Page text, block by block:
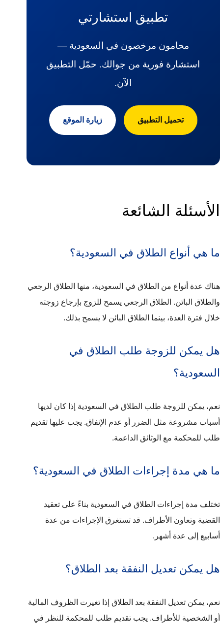
تطبيق استشارتي
محامون مرخصون في السعودية —
استشارة فورية من جوالك. حمّل التطبيق
الآن.
تحميل التطبيق زيارة الموقع
الأسئلة الشائعة
ما هي أنواع الطلاق في السعودية؟
هناك عدة أنواع من الطلاق في السعودية، منها الطلاق الرجعي
والطلاق البائن. الطلاق الرجعي يسمح للزوج بإرجاع زوجته
خلال فترة العدة، بينما الطلاق البائن لا يسمح بذلك.
هل يمكن للزوجة طلب الطلاق في
السعودية؟
نعم، يمكن للزوجة طلب الطلاق في السعودية إذا كان لديها
أسباب مشروعة مثل الضرر أو عدم الإنفاق. يجب عليها تقديم
طلب للمحكمة مع الوثائق الداعمة.
ما هي مدة إجراءات الطلاق في السعودية؟
تختلف مدة إجراءات الطلاق في السعودية بناءً على تعقيد
القضية وتعاون الأطراف. قد تستغرق الإجراءات من عدة
أسابيع إلى عدة أشهر.
هل يمكن تعديل النفقة بعد الطلاق؟
نعم، يمكن تعديل النفقة بعد الطلاق إذا تغيرت الظروف المالية
أو الشخصية للأطراف. يجب تقديم طلب للمحكمة للنظر في